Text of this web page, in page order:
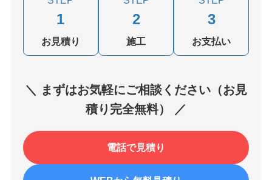
1
お見積り
2
施工
3
お支払い
＼ まずはお気軽にご相談ください（お見
積り完全無料） ／
電話で見積り